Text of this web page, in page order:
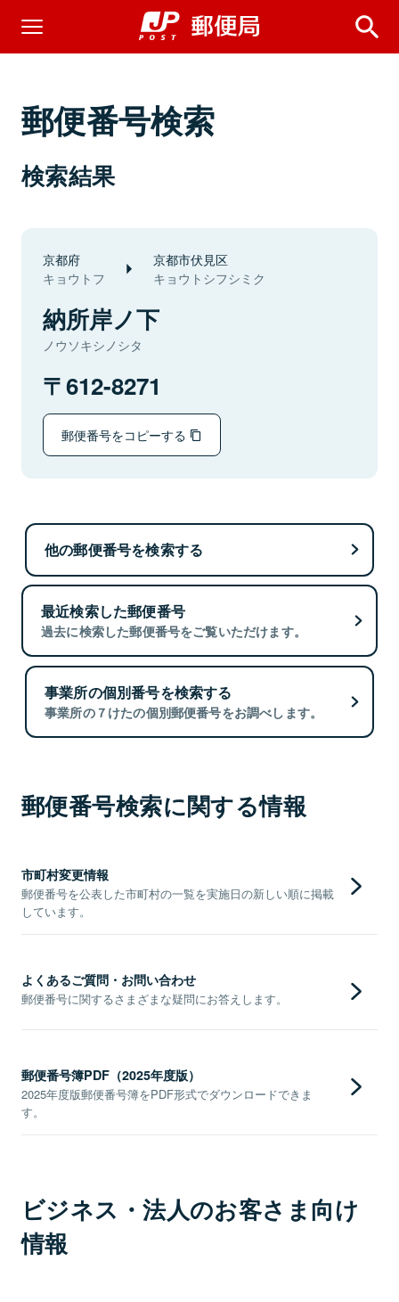
郵便番号検索
検索結果
京都府
キョウトフ
京都市伏見区
キョウトシフシミク
納所岸ノ下
ノウソキシノシタ
612-8271
郵便番号をコピーする
他の郵便番号を検索する
最近検索した郵便番号
過去に検索した郵便番号をご覧いただけます。
事業所の個別番号を検索する
事業所の７けたの個別郵便番号をお調べします。
郵便番号検索に関する情報
市町村変更情報
郵便番号を公表した市町村の一覧を実施日の新しい順に掲載
しています。
よくあるご質問・お問い合わせ
郵便番号に関するさまざまな疑問にお答えします。
郵便番号簿PDF（2025年度版）
2025年度版郵便番号簿をPDF形式でダウンロードできま
す。
ビジネス・法人のお客さま向け
情報